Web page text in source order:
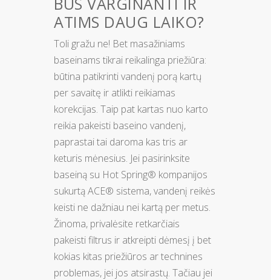
ATIMS DAUG LAIKO?
Toli gražu ne! Bet masažiniams
baseinams tikrai reikalinga priežiūra:
būtina patikrinti vandenį porą kartų
per savaitę ir atlikti reikiamas
korekcijas. Taip pat kartas nuo karto
reikia pakeisti baseino vandenį,
paprastai tai daroma kas tris ar
keturis mėnesius. Jei pasirinksite
baseiną su Hot Spring® kompanijos
sukurtą ACE® sistema, vandenį reikės
keisti ne dažniau nei kartą per metus.
Žinoma, privalėsite retkarčiais
pakeisti filtrus ir atkreipti dėmesį į bet
kokias kitas priežiūros ar technines
problemas, jei jos atsirastų. Tačiau jei